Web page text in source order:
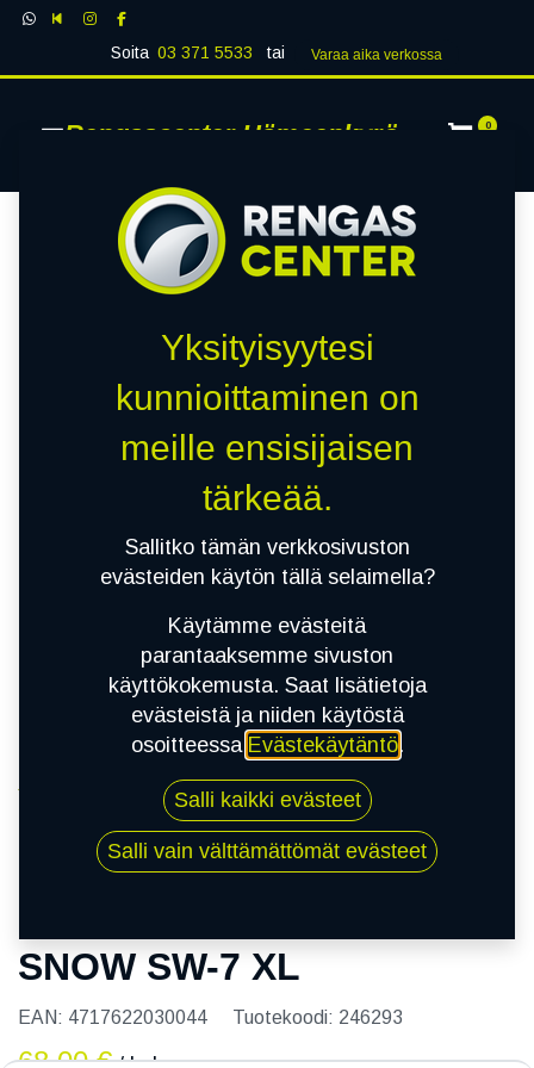
Soita 03 371 5533 tai Varaa aika verk​​​​ossa
Rengascenter Hämeenkyrö 0
175/70R14 88T NANKANG SNOW SW-7 XL
SNOW SW-7 XL
EAN: 4717622030044 Tuotekoodi: 246293
68,00€
Yksityisyytesi
kunnioittaminen on
meille ensisijaisen
tärkeää.
Sallitko tämän verkkosivuston
evästeiden käytön tällä selaimella?
Käytämme evästeitä
parantaaksemme sivuston
käyttökokemusta. Saat lisätietoja
evästeistä ja niiden käytöstä
osoitteessa Evästekäytäntö.
Salli kaikki evästeet
Salli vain välttämättömät evästeet